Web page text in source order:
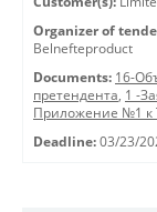
Organizer of
Belnefteproduct
Documents: 16-
претендента, 1 -
Приложение №1 к
Deadline: 03/23/